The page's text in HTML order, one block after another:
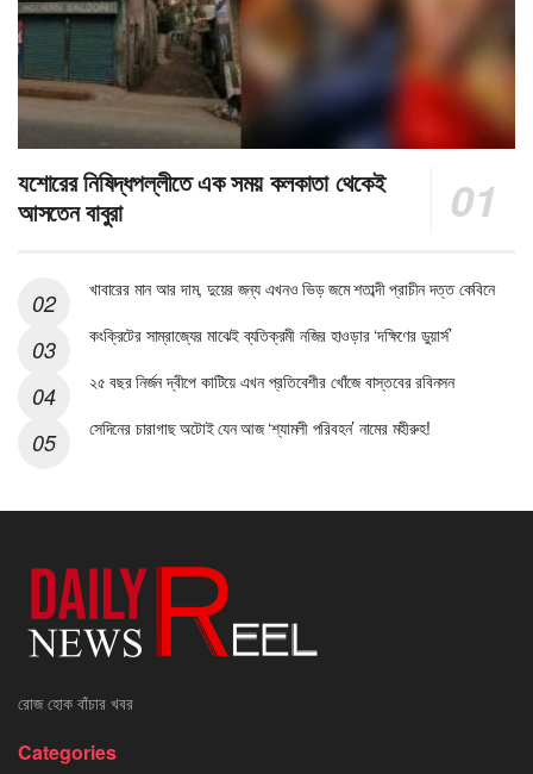
যশোরের নিষিদ্ধপল্লীতে এক সময় কলকাতা থেকেই
আসতেন বাবুরা
খাবারের মান আর দাম, দুয়ের জন্য এখনও ভিড় জমে শতাব্দী প্রাচীন দত্ত কেবিনে
কংক্রিটের সাম্রাজ্যের মাঝেই ব্যতিক্রমী নজির হাওড়ার ‘দক্ষিণের ডুয়ার্স’
২৫ বছর নির্জন দ্বীপে কাটিয়ে এখন প্রতিবেশীর খোঁজে বাস্তবের রবিনসন
সেদিনের চারাগাছ অটোই যেন আজ ‘শ্যামলী পরিবহন’ নামের মহীরুহ!
রোজ হোক বাঁচার খবর
Categories